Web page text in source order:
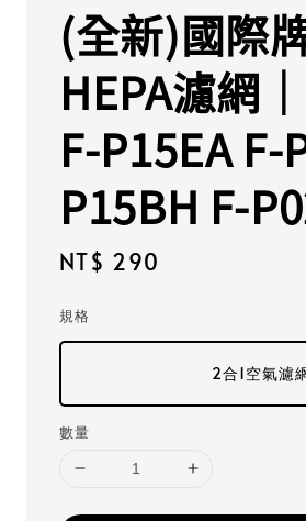
(全新)國際
HEPA濾網
F-P15EA F-
P15BH F-
Regular
NT$ 290
規格
2合1空氣濾
數量